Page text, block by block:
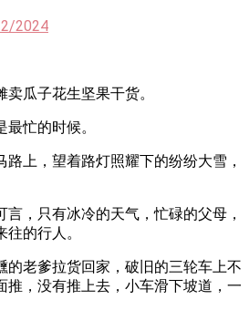
2024
瓜子花生坚果干货。
忙的时候。
路上，望着路灯照耀下的纷纷大雪，
，只有冰冷的天气，忙碌的父母，
的行人。
的老爹拉货回家，破旧的三轮车上不
推，没有推上去，小车滑下坡道，一